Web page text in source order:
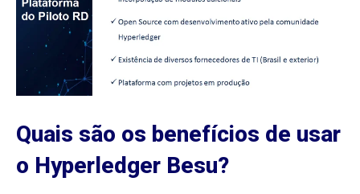
Quais são os benefícios de usar
o Hyperledger Besu?